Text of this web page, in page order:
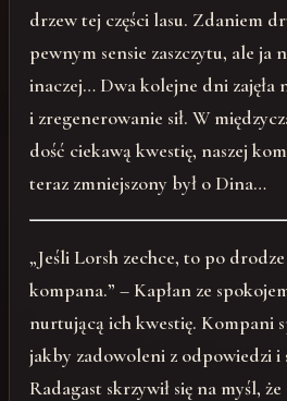
drzew tej części lasu. Zdaniem
pewnym sensie zaszczytu, ale ja
inaczej… Dwa kolejne dni zajęła
i zregenerowanie sił. W
dość ciekawą kwestię, naszej
teraz zmniejszony był o Dina…
„Jeśli Lorsh zechce, to po
kompana.” – Kapłan ze
nurtującą ich kwestię. Kompani
jakby zadowoleni z odpowiedzi
Radagast skrzywił się na myśl,